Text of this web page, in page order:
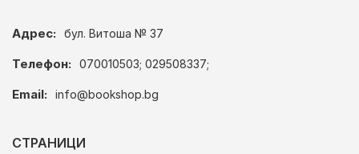
Адрес: бул. Витоша № 37
Телефон: 070010503; 029508337;
Email: info@bookshop.bg
СТРАНИЦИ